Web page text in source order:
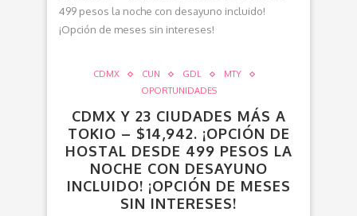
499 pesos la noche con desayuno incluido!
¡Opción de meses sin intereses!
CDMX CUN GDL
MTY
OPORTUNIDADES
CDMX Y 23 CIUDADES MÁS A
TOKIO – $14,942. ¡OPCIÓN DE
HOSTAL DESDE 499 PESOS LA
NOCHE CON DESAYUNO
INCLUIDO! ¡OPCIÓN DE MESES
SIN INTERESES!